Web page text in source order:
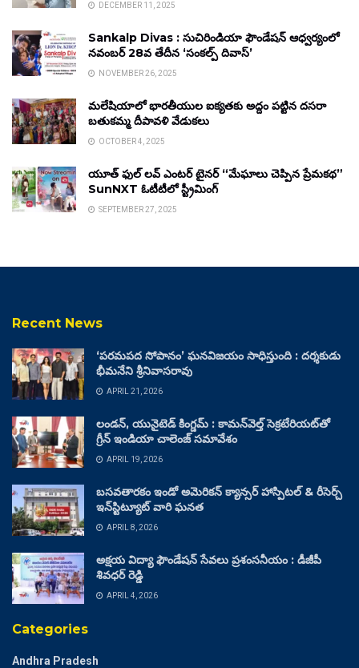
DECEMBER 11, 2025
Sankalp Divas : సుచిరిండియా ఫౌండేషన్ ఆధ్వర్యంలో
నవంబర్ 28వ తేదీన ‘సంకల్ప్ దివాస్’
NOVEMBER 26, 2025
మలేషియాలో భారతీయుల ఐక్యతకు అద్దం పట్టిన దసరా
బతుకమ్మ దీపావళి వేడుకలు
OCTOBER 4, 2025
యూత్ ఫుల్ లవ్ ఎంటర్ టైనర్ “మేఘాలు చెప్పిన ప్రేమకథ”
SunNXT ఓటీటీలో స్ట్రీమింగ్
SEPTEMBER 27, 2025
Recent News
‘పరమపద సోపానం’ ఘనవిజయం సాధిస్తుంది : దర్శకుడు
భీమనేని శ్రీనివాసరావు
APRIL 21, 2026
లండన్, యునైటెడ్ కింగ్డమ్ : కామన్‌వెల్త్ సెక్రటేరియట్‌తో
గ్రీన్ ఇండియా చాలెంజ్ సమావేశం
APRIL 19, 2026
బసవతారకం ఇండో అమెరికన్ క్యాన్సర్ హాస్పిటల్ & రీసెర్చ్
ఇన్‌స్టిట్యూట్ వారి ఘనత
APRIL 8, 2026
అక్షయ విద్యా ఫౌండేషన్ సేవలు ప్రశంసనీయం : డీజీపీ
శివధర్ రెడ్డి
APRIL 4, 2026
Categories
Andhra Pradesh